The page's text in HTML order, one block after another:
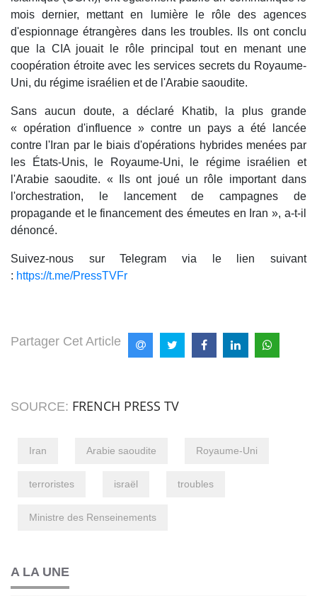
mois dernier, mettant en lumière le rôle des agences
d'espionnage étrangères dans les troubles. Ils ont conclu
que la CIA jouait le rôle principal tout en menant une
coopération étroite avec les services secrets du Royaume-
Uni, du régime israélien et de l'Arabie saoudite.
Sans aucun doute, a déclaré Khatib, la plus grande
« opération d'influence » contre un pays a été lancée
contre l'Iran par le biais d'opérations hybrides menées par
les États-Unis, le Royaume-Uni, le régime israélien et
l'Arabie saoudite. « Ils ont joué un rôle important dans
l'orchestration, le lancement de campagnes de
propagande et le financement des émeutes en Iran », a-t-il
dénoncé.
Suivez-nous sur Telegram via le lien suivant
: https://t.me/PressTVFr
Partager Cet Article
SOURCE: FRENCH PRESS TV
Iran Arabie saoudite Royaume-Uni
terroristes israël troubles
Ministre des Renseinements
A LA UNE